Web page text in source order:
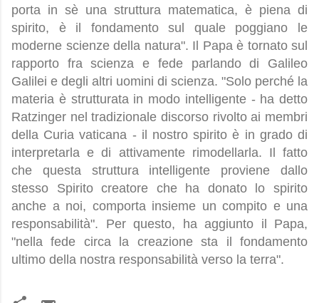
porta in sè una struttura matematica, è piena di
spirito, è il fondamento sul quale poggiano le
moderne scienze della natura". Il Papa è tornato sul
rapporto fra scienza e fede parlando di Galileo
Galilei e degli altri uomini di scienza. "Solo perché la
materia è strutturata in modo intelligente - ha detto
Ratzinger nel tradizionale discorso rivolto ai membri
della Curia vaticana - il nostro spirito è in grado di
interpretarla e di attivamente rimodellarla. Il fatto
che questa struttura intelligente proviene dallo
stesso Spirito creatore che ha donato lo spirito
anche a noi, comporta insieme un compito e una
responsabilità". Per questo, ha aggiunto il Papa,
"nella fede circa la creazione sta il fondamento
ultimo della nostra responsabilità verso la terra".